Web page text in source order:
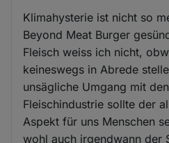
Klimahysterie ist nicht so
Beyond Meat Burger
Fleisch weiss ich nicht,
keineswegs in Abrede
unsägliche Umgang mit
Fleischindustrie sollte der
Aspekt für uns Menschen
wohl auch irgendwann der